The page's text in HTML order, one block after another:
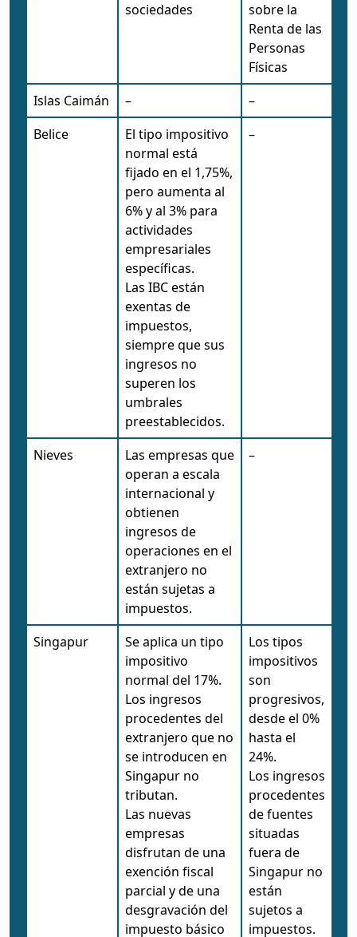
sociedades
sobre la
Renta de las
Personas
Físicas
Islas Caimán
–
–
Belice
El tipo impositivo
normal está
fijado en el 1,75%,
pero aumenta al
6% y al 3% para
actividades
empresariales
específicas.
Las IBC están
exentas de
impuestos,
siempre que sus
ingresos no
superen los
umbrales
preestablecidos.
–
Nieves
Las empresas que
operan a escala
internacional y
obtienen
ingresos de
operaciones en el
extranjero no
están sujetas a
impuestos.
–
Singapur
Se aplica un tipo
impositivo
normal del 17%.
Los ingresos
procedentes del
extranjero que no
se introducen en
Singapur no
tributan.
Las nuevas
empresas
disfrutan de una
exención fiscal
parcial y de una
desgravación del
impuesto básico
Los tipos
impositivos
son
progresivos,
desde el 0%
hasta el
24%.
Los ingresos
procedentes
de fuentes
situadas
fuera de
Singapur no
están
sujetos a
impuestos.